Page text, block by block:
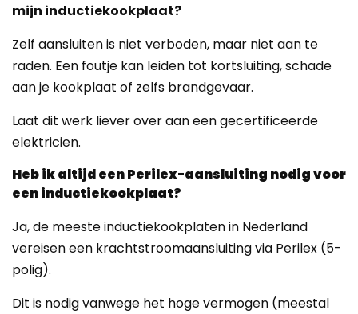
mijn inductiekookplaat?
Zelf aansluiten is niet verboden, maar niet aan te
raden. Een foutje kan leiden tot kortsluiting, schade
aan je kookplaat of zelfs brandgevaar.
Laat dit werk liever over aan een gecertificeerde
elektricien.
Heb ik altijd een Perilex-aansluiting nodig voor
een inductiekookplaat?
Ja, de meeste inductiekookplaten in Nederland
vereisen een krachtstroomaansluiting via Perilex (5-
polig).
Dit is nodig vanwege het hoge vermogen (meestal